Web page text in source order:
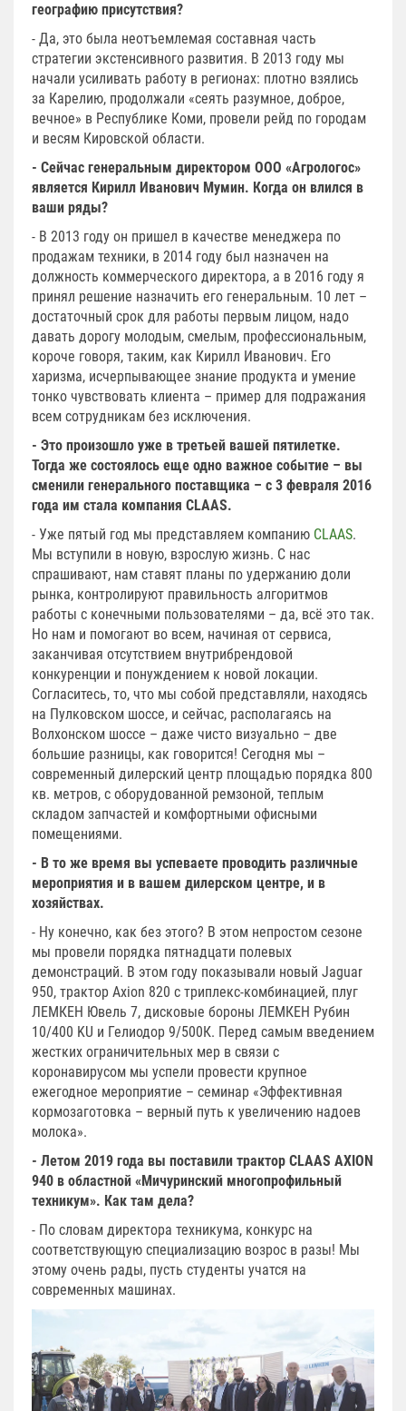
географию присутствия?
- Да, это была неотъемлемая составная часть
стратегии экстенсивного развития. В 2013 году мы
начали усиливать работу в регионах: плотно взялись
за Карелию, продолжали «сеять разумное, доброе,
вечное» в Республике Коми, провели рейд по городам
и весям Кировской области.
- Сейчас генеральным директором ООО «Агрологос»
является Кирилл Иванович Мумин. Когда он влился в
ваши ряды?
- В 2013 году он пришел в качестве менеджера по
продажам техники, в 2014 году был назначен на
должность коммерческого директора, а в 2016 году я
принял решение назначить его генеральным. 10 лет –
достаточный срок для работы первым лицом, надо
давать дорогу молодым, смелым, профессиональным,
короче говоря, таким, как Кирилл Иванович. Его
харизма, исчерпывающее знание продукта и умение
тонко чувствовать клиента – пример для подражания
всем сотрудникам без исключения.
- Это произошло уже в третьей вашей пятилетке.
Тогда же состоялось еще одно важное событие – вы
сменили генерального поставщика – с 3 февраля 2016
года им стала компания CLAAS.
- Уже пятый год мы представляем компанию CLAAS.
Мы вступили в новую, взрослую жизнь. С нас
спрашивают, нам ставят планы по удержанию доли
рынка, контролируют правильность алгоритмов
работы с конечными пользователями – да, всё это так.
Но нам и помогают во всем, начиная от сервиса,
заканчивая отсутствием внутрибрендовой
конкуренции и понуждением к новой локации.
Согласитесь, то, что мы собой представляли, находясь
на Пулковском шоссе, и сейчас, располагаясь на
Волхонском шоссе – даже чисто визуально – две
большие разницы, как говорится! Сегодня мы –
современный дилерский центр площадью порядка 800
кв. метров, с оборудованной ремзоной, теплым
складом запчастей и комфортными офисными
помещениями.
- В то же время вы успеваете проводить различные
мероприятия и в вашем дилерском центре, и в
хозяйствах.
- Ну конечно, как без этого? В этом непростом сезоне
мы провели порядка пятнадцати полевых
демонстраций. В этом году показывали новый Jaguar
950, трактор Axion 820 с триплекс-комбинацией, плуг
ЛЕМКЕН Ювель 7, дисковые бороны ЛЕМКЕН Рубин
10/400 KU и Гелиодор 9/500К. Перед самым введением
жестких ограничительных мер в связи с
коронавирусом мы успели провести крупное
ежегодное мероприятие – семинар «Эффективная
кормозаготовка – верный путь к увеличению надоев
молока».
- Летом 2019 года вы поставили трактор CLAAS AXION
940 в областной «Мичуринский многопрофильный
техникум». Как там дела?
- По словам директора техникума, конкурс на
соответствующую специализацию возрос в разы! Мы
этому очень рады, пусть студенты учатся на
современных машинах.